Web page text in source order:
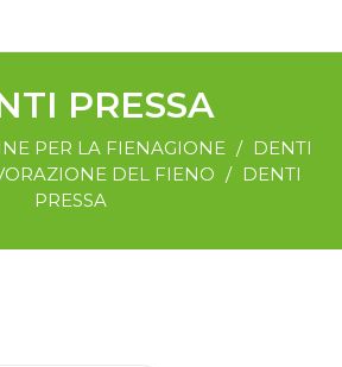
PRESSA
PER LA FIENAGIONE
DENTI
DEL FIENO
DENTI
PRESSA